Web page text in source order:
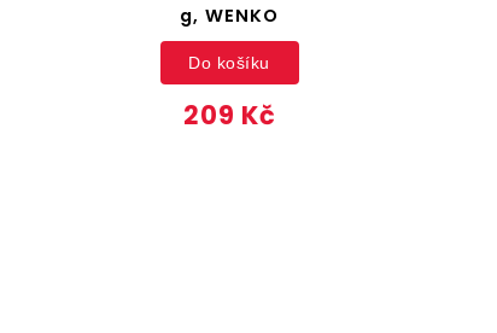
g, WENKO
209 Kč
Do košíku